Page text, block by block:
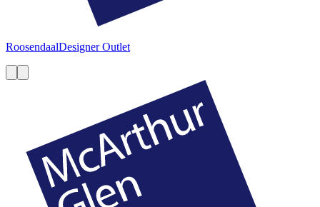
RoosendaalDesigner Outlet